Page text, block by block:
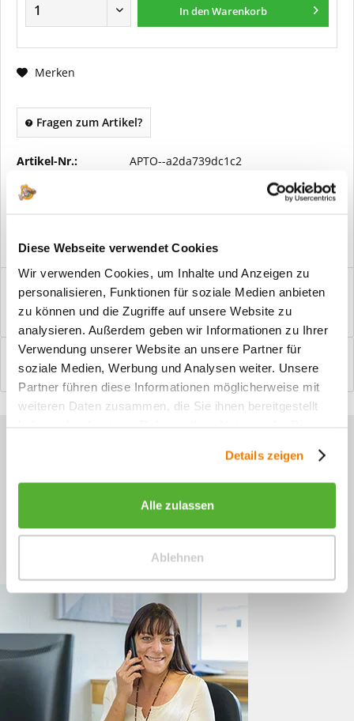
Diese Webseite verwendet Cookies
Wir verwenden Cookies, um Inhalte und Anzeigen zu
personalisieren, Funktionen für soziale Medien anbieten
zu können und die Zugriffe auf unsere Website zu
analysieren. Außerdem geben wir Informationen zu Ihrer
Verwendung unserer Website an unsere Partner für
soziale Medien, Werbung und Analysen weiter. Unsere
Partner führen diese Informationen möglicherweise mit
weiteren Daten zusammen, die Sie ihnen bereitgestellt
Details zeigen
Alle zulassen
Ablehnen
In denWarenkorb
Merken
Fragen zum Artikel?
Artikel-Nr.: APTO--a2da739dc1c2
Vorteile
Windfangelemente online am Bildschirm konfigurieren und
einbaufertig bestellen. In wenigen...
Bewertungen
0
Bewertungen lesen, schreiben und diskutieren...mehr
Sie haben Fragen zu unseren
+49 (0)4244 965 34 04
Mo - Do, 09:00 - 16:00 Uhr
und Fr, 09:00 - 13:00 Uhr